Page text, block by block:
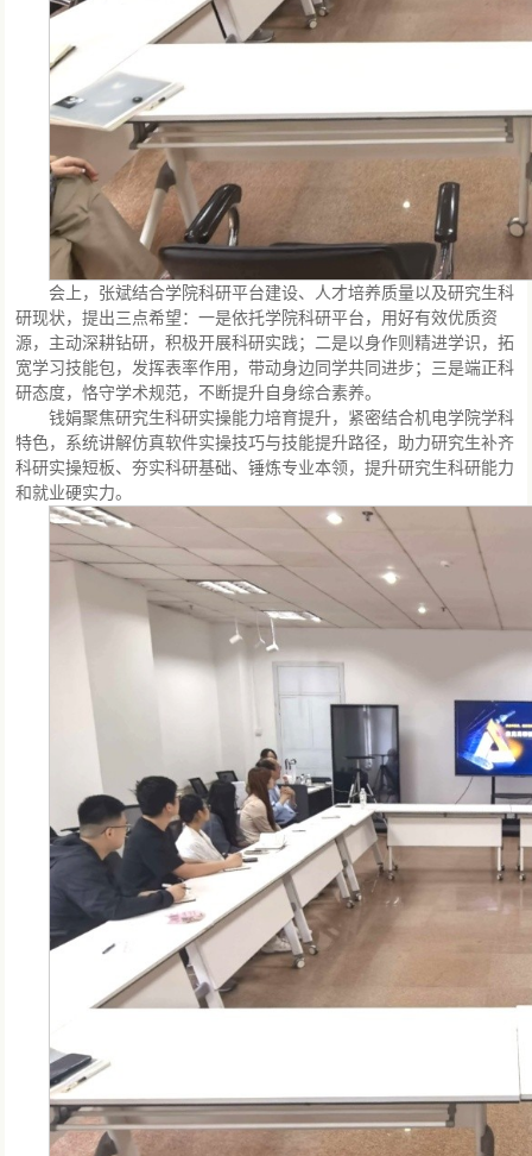
会上，张斌结合学院科研平台建设、人才培养质量以及研究生科
研现状，提出三点希望：一是依托学院科研平台，用好有效优质资
源，主动深耕钻研，积极开展科研实践；二是以身作则精进学识，拓
宽学习技能包，发挥表率作用，带动身边同学共同进步；三是端正科
研态度，恪守学术规范，不断提升自身综合素养。
钱娟聚焦研究生科研实操能力培育提升，紧密结合机电学院学科
特色，系统讲解仿真软件实操技巧与技能提升路径，助力研究生补齐
科研实操短板、夯实科研基础、锤炼专业本领，提升研究生科研能力
和就业硬实力。